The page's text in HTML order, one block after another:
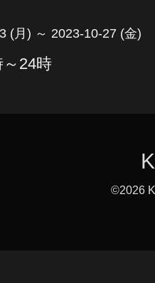
(月) ～ 2023-10-27 (金)
24時
©2026